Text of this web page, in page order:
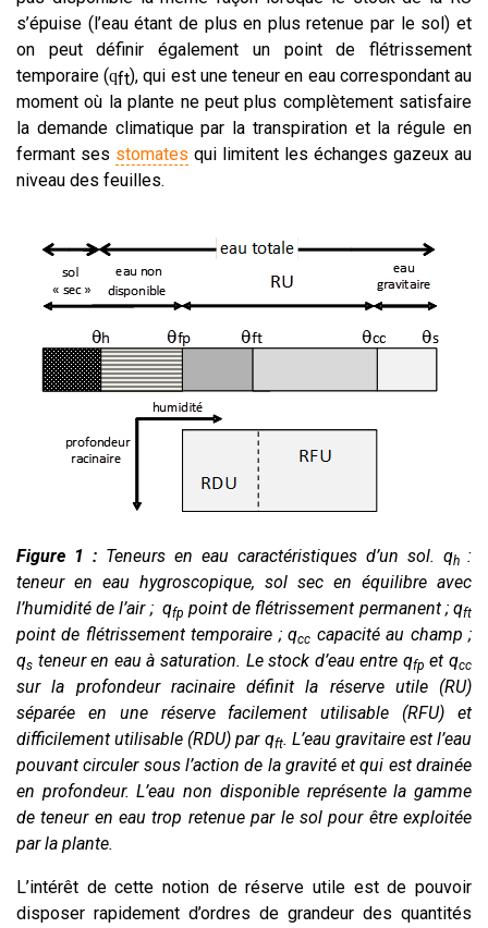
s’épuise (l’eau étant de plus en plus retenue par le sol) et
on peut définir également un point de flétrissement
temporaire (qft), qui est une teneur en eau correspondant au
moment où la plante ne peut plus complètement satisfaire
la demande climatique par la transpiration et la régule en
fermant ses stomates qui limitent les échanges gazeux au
niveau des feuilles.
Figure 1 : Teneurs en eau caractéristiques d’un sol. qh :
teneur en eau hygroscopique, sol sec en équilibre avec
l’humidité de l’air ; qfp point de flétrissement permanent ;qft
point de flétrissement temporaire ;qcc capacité au champ ;
qs teneur en eau à saturation. Le stock d’eau entre qfp etqcc
sur la profondeur racinaire définit la réserve utile (RU)
séparée en une réserve facilement utilisable (RFU) et
difficilement utilisable (RDU) par qft. L’eau gravitaire est l’eau
pouvant circuler sous l’action de la gravité et qui est drainée
en profondeur. L’eau non disponible représente la gamme
de teneur en eau trop retenue par le sol pour être exploitée
par la plante.
L’intérêt de cette notion de réserve utile est de pouvoir
disposer rapidement d’ordres de grandeur des quantités